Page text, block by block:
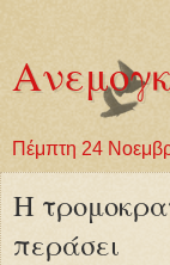
Πέμπτη 24
Η
περάσει